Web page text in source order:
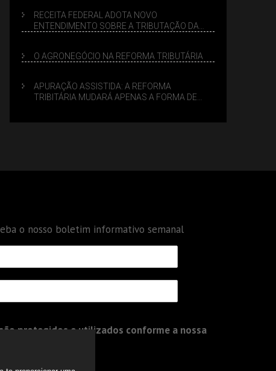
RECEITA FEDERAL ADOTA NOVO
ENTENDIMENTO SOBRE A TRIBUTAÇÃO DA
O AGRONEGÓCIO NA REFORMA TRIBUTÁRIA
APURAÇÃO ASSISTIDA: A REFORMA
TRIBITÁRIA MUDARÁ APENAS A FORMA DE
o nosso boletim informativo semanal
protegidos e utilizados conforme a nossa